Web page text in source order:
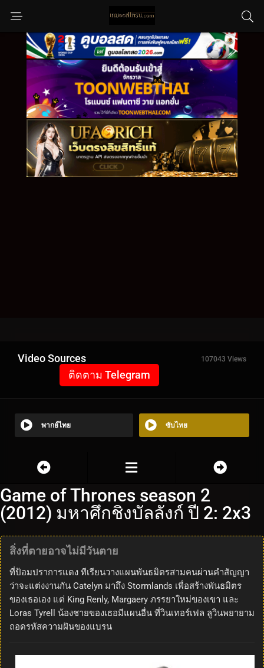
Video Sources 107043 Views
ติดตาม Telegram
พากย์ไทย ซับไทย
Game of Thrones season 2
(2012) มหาศึกชิงบัลลังก์ ปี 2: 2x3
สิ่งที่ตายอาจไม่มีวันตาย
ที่ป้อมปราการแดง ทีเรียนวางแผนพันธมิตรสามคนผ่านคำสัญญา
ว่าจะแต่งงานกัน Catelyn มาถึง Stormlands เพื่อสร้างพันธมิตร
ของเธอเอง แต่ King Renly, Margaery ภรรยาใหม่ของเขา และ
Loras Tyrell น้องชายของเธอมีแผนอื่น ที่วินเทอร์เฟล ลูวินพยายาม
ถอดรหัสความฝันของแบรน